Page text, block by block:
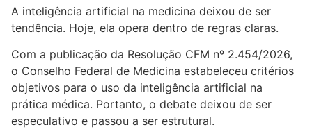
A inteligência artificial na medicina deixou de ser
tendência. Hoje, ela opera dentro de regras claras.
Com a publicação da Resolução CFM nº 2.454/2026,
o Conselho Federal de Medicina estabeleceu critérios
objetivos para o uso da inteligência artificial na
prática médica. Portanto, o debate deixou de ser
especulativo e passou a ser estrutural.